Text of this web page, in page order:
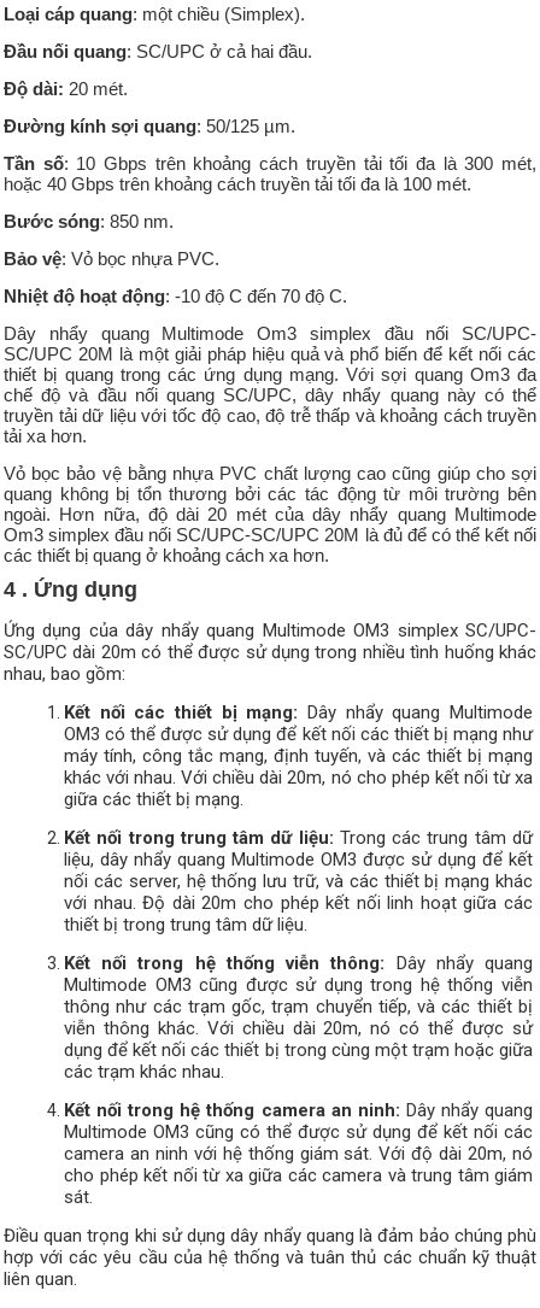
Loại cáp quang: một chiều (Simplex).
Đầu nối quang: SC/UPC ở cả hai đầu.
Độ dài: 20 mét.
Đường kính sợi quang: 50/125 µm.
Tần số: 10 Gbps trên khoảng cách truyền tải tối đa là 300 mét,
hoặc 40 Gbps trên khoảng cách truyền tải tối đa là 100 mét.
Bước sóng: 850 nm.
Bảo vệ: Vỏ bọc nhựa PVC.
Nhiệt độ hoạt động: -10 độ C đến 70 độ C.
Dây nhẩy quang Multimode Om3 simplex đầu nối SC/UPC-
SC/UPC 20M là một giải pháp hiệu quả và phổ biến để kết nối các
thiết bị quang trong các ứng dụng mạng. Với sợi quang Om3 đa
chế độ và đầu nối quang SC/UPC, dây nhẩy quang này có thể
truyền tải dữ liệu với tốc độ cao, độ trễ thấp và khoảng cách truyền
tải xa hơn.
Vỏ bọc bảo vệ bằng nhựa PVC chất lượng cao cũng giúp cho sợi
quang không bị tổn thương bởi các tác động từ môi trường bên
ngoài. Hơn nữa, độ dài 20 mét của dây nhẩy quang Multimode
Om3 simplex đầu nối SC/UPC-SC/UPC 20M là đủ để có thể kết nối
các thiết bị quang ở khoảng cách xa hơn.
4 . Ứng dụng
Ứng dụng của dây nhẩy quang Multimode OM3 simplex SC/UPC-
SC/UPC dài 20m có thể được sử dụng trong nhiều tình huống khác
nhau, bao gồm:
Kết nối các thiết bị mạng: Dây nhẩy quang Multimode
OM3 có thể được sử dụng để kết nối các thiết bị mạng như
máy tính, công tắc mạng, định tuyến, và các thiết bị mạng
khác với nhau. Với chiều dài 20m, nó cho phép kết nối từ xa
giữa các thiết bị mạng.
Kết nối trong trung tâm dữ liệu: Trong các trung tâm dữ
liệu, dây nhẩy quang Multimode OM3 được sử dụng để kết
nối các server, hệ thống lưu trữ, và các thiết bị mạng khác
với nhau. Độ dài 20m cho phép kết nối linh hoạt giữa các
thiết bị trong trung tâm dữ liệu.
Kết nối trong hệ thống viễn thông: Dây nhẩy quang
Multimode OM3 cũng được sử dụng trong hệ thống viễn
thông như các trạm gốc, trạm chuyển tiếp, và các thiết bị
viễn thông khác. Với chiều dài 20m, nó có thể được sử
dụng để kết nối các thiết bị trong cùng một trạm hoặc giữa
các trạm khác nhau.
Kết nối trong hệ thống camera an ninh: Dây nhẩy quang
Multimode OM3 cũng có thể được sử dụng để kết nối các
camera an ninh với hệ thống giám sát. Với độ dài 20m, nó
cho phép kết nối từ xa giữa các camera và trung tâm giám
sát.
Điều quan trọng khi sử dụng dây nhẩy quang là đảm bảo chúng phù
hợp với các yêu cầu của hệ thống và tuân thủ các chuẩn kỹ thuật
liên quan.